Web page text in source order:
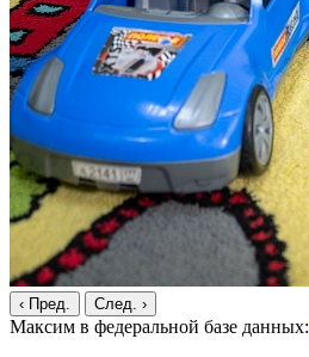
‹ Пред. След. ›
Максим в федеральной базе данных: